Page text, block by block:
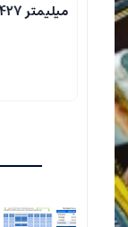
5
تومان
51772